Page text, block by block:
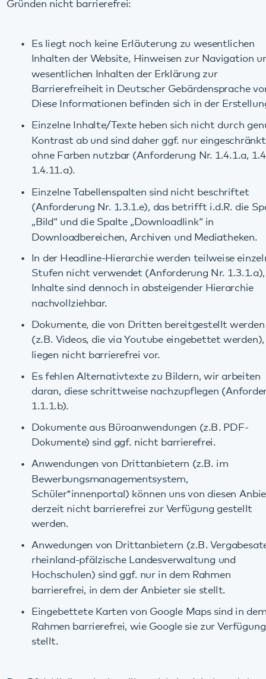
wesentlichen Inhalten der Erklärung zur
Einzelne Inhalte/Texte heben sich nicht durch genug
Kontrast ab und sind daher ggf. nur eingeschränkt
(Anforderung Nr. 1.3.1.e), das betrifft i.d.R. die Spalte
„Bild“ und die Spalte „Downloadlink“ in
Downloadbereichen, Archiven und Mediatheken.
In der Headline-Hierarchie werden teilweise einzelne
Stufen nicht verwendet (Anforderung Nr. 1.3.1.a), die
Inhalte sind dennoch in absteigender Hierarchie
nachvollziehbar.
Dokumente, die von Dritten bereitgestellt werden
liegen nicht barrierefrei vor.
Es fehlen Alternativtexte zu Bildern, wir arbeiten
Dokumente aus Büroanwendungen (z.B. PDF-
Dokumente) sind ggf. nicht barrierefrei.
Anwendungen von Drittanbietern (z.B. im
Bewerbungsmanagementsystem,
Schüler*innenportal) können uns von diesen Anbietern
derzeit nicht barrierefrei zur Verfügung gestellt
Anwedungen von Drittanbietern (z.B. Vergabesatellit
rheinland-pfälzische Landesverwaltung und
Hochschulen) sind ggf. nur in dem Rahmen
barrierefrei, in dem der Anbieter sie stellt.
Eingebettete Karten von Google Maps sind in dem
Rahmen barrierefrei, wie Google sie zur Verfügung
stellt.
Das Pfalzklinikum ist bemüht, wichtige Inhalte schrittweise
barrierefrei zur Verfügung zu stellen und arbeitet
dahingehend kontinuierlich an der Verbesserung des
Das Abwägungsverfahren nach § 4 BITV RP und Artikel 5
Abs. 2 der RICHTLINIE (EU) 2016/2102 DES